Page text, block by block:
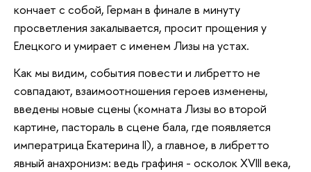
кончает с собой, Герман в финале в минуту
просветления закалывается, просит прощения у
Елецкого и умирает с именем Лизы на устах.
Как мы видим, события повести и либретто не
совпадают, взаимоотношения героев изменены,
введены новые сцены (комната Лизы во второй
картине, пастораль в сцене бала, где появляется
императрица Екатерина II), а главное, в либретто
явный анахронизм: ведь графиня - осколок XVIII века,